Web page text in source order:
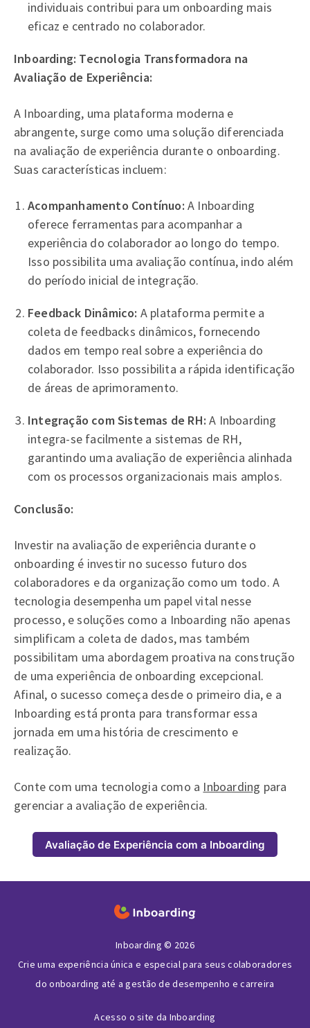
individuais contribui para um onboarding mais
eficaz e centrado no colaborador.
Inboarding: Tecnologia Transformadora na
Avaliação de Experiência:
A Inboarding, uma plataforma moderna e
abrangente, surge como uma solução diferenciada
na avaliação de experiência durante o onboarding.
Suas características incluem:
Acompanhamento Contínuo: A Inboarding
oferece ferramentas para acompanhar a
experiência do colaborador ao longo do tempo.
Isso possibilita uma avaliação contínua, indo além
do período inicial de integração.
Feedback Dinâmico: A plataforma permite a
coleta de feedbacks dinâmicos, fornecendo
dados em tempo real sobre a experiência do
colaborador. Isso possibilita a rápida identificação
de áreas de aprimoramento.
Integração com Sistemas de RH: A Inboarding
integra-se facilmente a sistemas de RH,
garantindo uma avaliação de experiência alinhada
com os processos organizacionais mais amplos.
Conclusão:
Investir na avaliação de experiência durante o
onboarding é investir no sucesso futuro dos
colaboradores e da organização como um todo. A
tecnologia desempenha um papel vital nesse
processo, e soluções como a Inboarding não apenas
simplificam a coleta de dados, mas também
possibilitam uma abordagem proativa na construção
de uma experiência de onboarding excepcional.
Afinal, o sucesso começa desde o primeiro dia, e a
Inboarding está pronta para transformar essa
jornada em uma história de crescimento e
realização.
Conte com uma tecnologia como a Inboarding para
gerenciar a avaliação de experiência.
Avaliação de Experiência com a Inboarding
Inboarding © 2026
Crie uma experiência única e especial para seus colaboradores
do onboarding até a gestão de desempenho e carreira
Acesso o site da Inboarding